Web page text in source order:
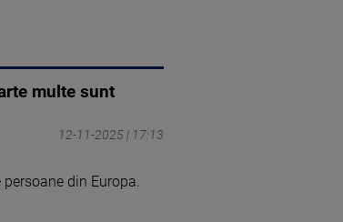
multe sunt
12-11-2025 | 17:13
din Europa.